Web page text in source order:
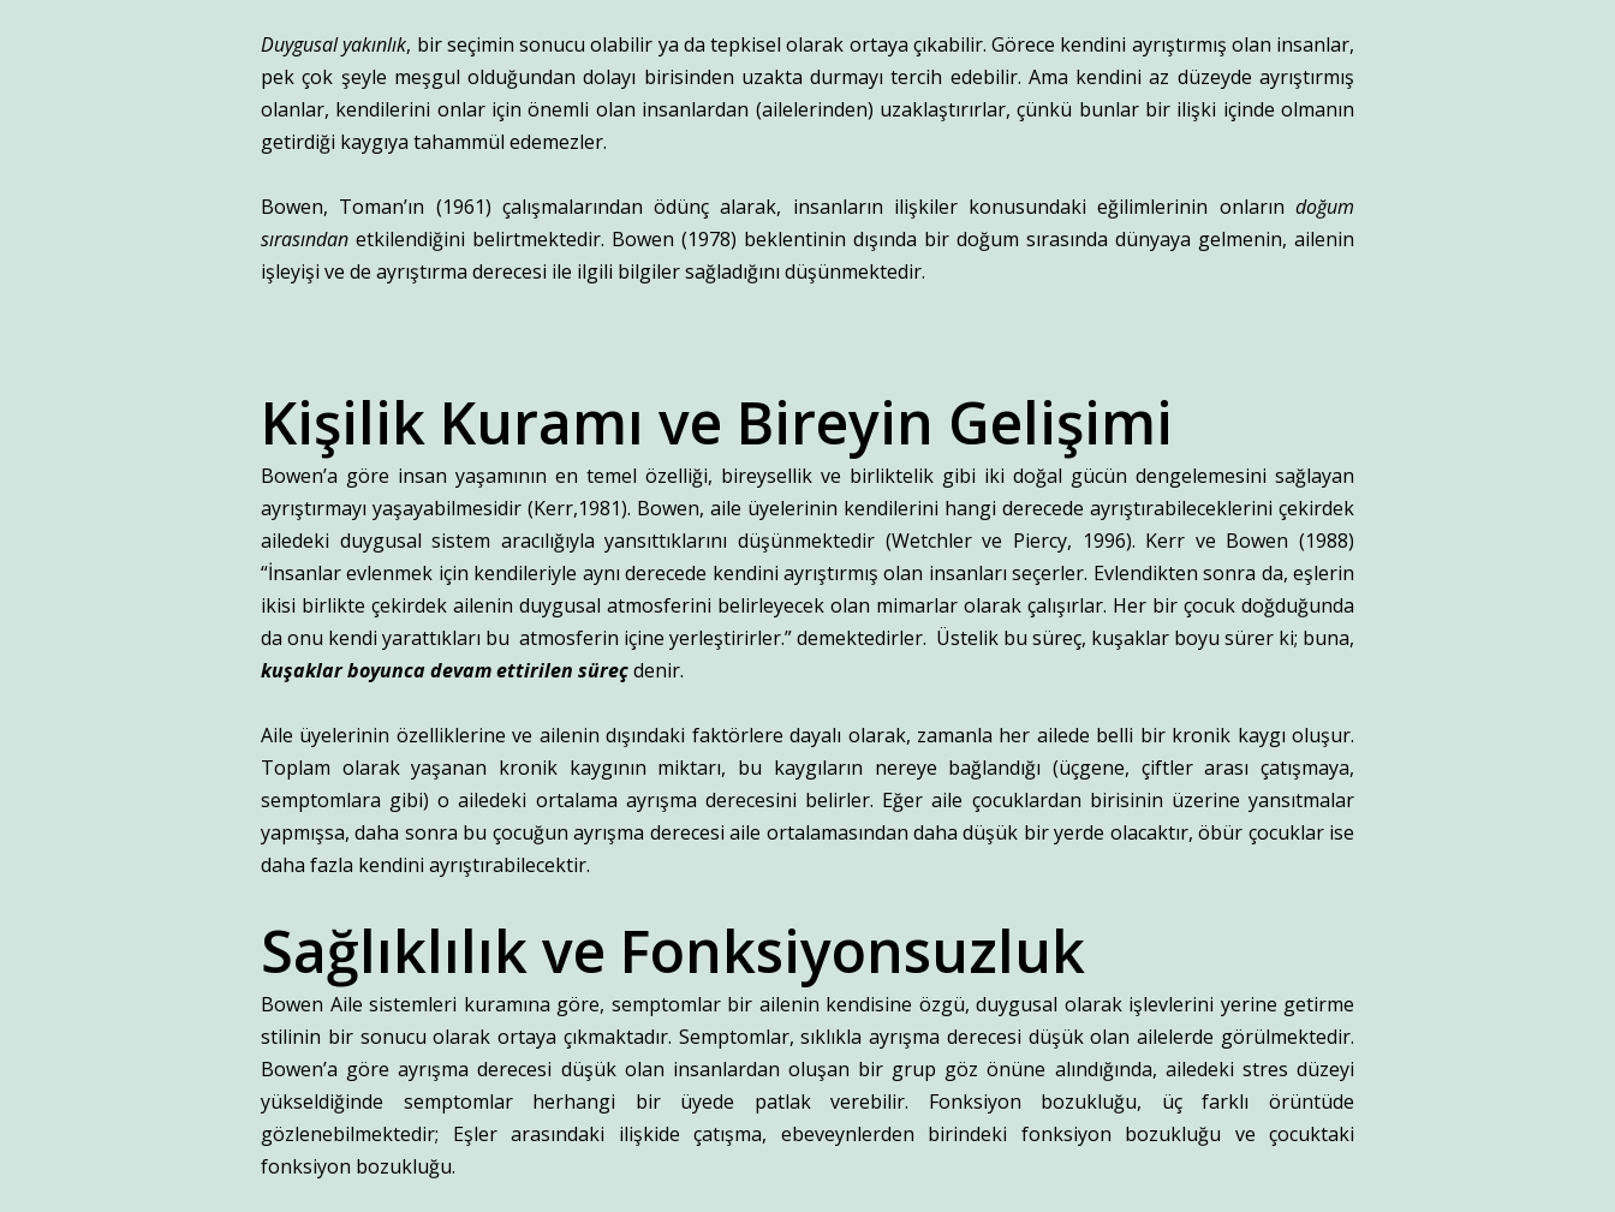
Duygusal yakınlık, bir seçimin sonucu olabilir ya da tepkisel olarak ortaya çıkabilir. Görece kendini ayrıştırmış olan insanlar,
pek çok şeyle meşgul olduğundan dolayı birisinden uzakta durmayı tercih edebilir. Ama kendini az düzeyde ayrıştırmış
olanlar, kendilerini onlar için önemli olan insanlardan (ailelerinden) uzaklaştırırlar, çünkü bunlar bir ilişki içinde olmanın
getirdiği kaygıya tahammül edemezler.
Bowen, Toman’ın (1961) çalışmalarından ödünç alarak, insanların ilişkiler konusundaki eğilimlerinin onların doğum
sırasından etkilendiğini belirtmektedir. Bowen (1978) beklentinin dışında bir doğum sırasında dünyaya gelmenin, ailenin
işleyişi ve de ayrıştırma derecesi ile ilgili bilgiler sağladığını düşünmektedir.
Kişilik Kuramı ve Bireyin Gelişimi
Bowen’a göre insan yaşamının en temel özelliği, bireysellik ve birliktelik gibi iki doğal gücün dengelemesini sağlayan
ayrıştırmayı yaşayabilmesidir (Kerr,1981). Bowen, aile üyelerinin kendilerini hangi derecede ayrıştırabileceklerini çekirdek
ailedeki duygusal sistem aracılığıyla yansıttıklarını düşünmektedir (Wetchler ve Piercy, 1996). Kerr ve Bowen (1988)
“İnsanlar evlenmek için kendileriyle aynı derecede kendini ayrıştırmış olan insanları seçerler. Evlendikten sonra da, eşlerin
ikisi birlikte çekirdek ailenin duygusal atmosferini belirleyecek olan mimarlar olarak çalışırlar. Her bir çocuk doğduğunda
da onu kendi yarattıkları bu atmosferin içine yerleştirirler.” demektedirler. Üstelik bu süreç, kuşaklar boyu sürer ki; buna,
kuşaklar boyunca devam ettirilen süreçdenir.
Aile üyelerinin özelliklerine ve ailenin dışındaki faktörlere dayalı olarak, zamanla her ailede belli bir kronik kaygı oluşur.
Toplam olarak yaşanan kronik kaygının miktarı, bu kaygıların nereye bağlandığı (üçgene, çiftler arası çatışmaya,
semptomlara gibi) o ailedeki ortalama ayrışma derecesini belirler. Eğer aile çocuklardan birisinin üzerine yansıtmalar
yapmışsa, daha sonra bu çocuğun ayrışma derecesi aile ortalamasından daha düşük bir yerde olacaktır, öbür çocuklar ise
daha fazla kendini ayrıştırabilecektir.
Sağlıklılık ve Fonksiyonsuzluk
Bowen Aile sistemleri kuramına göre, semptomlar bir ailenin kendisine özgü, duygusal olarak işlevlerini yerine getirme
stilinin bir sonucu olarak ortaya çıkmaktadır. Semptomlar, sıklıkla ayrışma derecesi düşük olan ailelerde görülmektedir.
Bowen’a göre ayrışma derecesi düşük olan insanlardan oluşan bir grup göz önüne alındığında, ailedeki stres düzeyi
yükseldiğinde semptomlar herhangi bir üyede patlak verebilir. Fonksiyon bozukluğu, üç farklı örüntüde
gözlenebilmektedir; Eşler arasındaki ilişkide çatışma, ebeveynlerden birindeki fonksiyon bozukluğu ve çocuktaki
fonksiyon bozukluğu.